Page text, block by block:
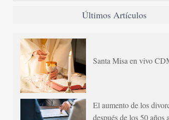
Últimos Artículos
Santa Misa en vivo
El aumento de los
después de los 50 años